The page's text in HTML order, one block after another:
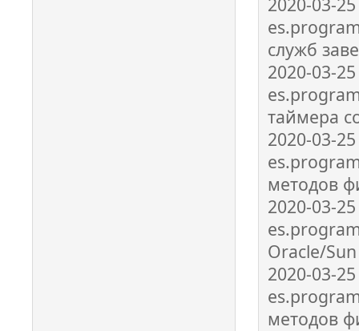
служб
2020-03-
таймера
2020-03-
методов
2020-03-
Oracle/
2020-03-
методов